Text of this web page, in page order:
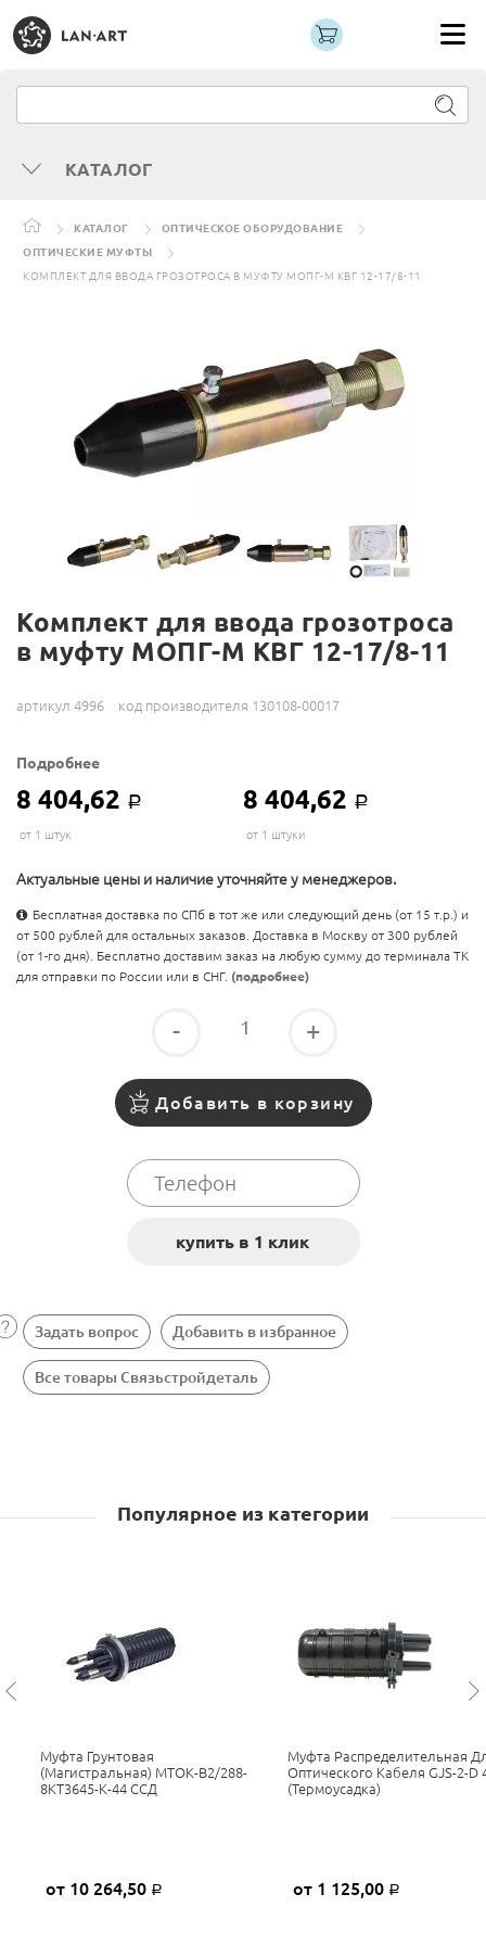
КАТАЛОГ
КАТАЛОГ
ОПТИЧЕСКОЕ ОБОРУДОВАНИЕ
ОПТИЧЕСКИЕ МУФТЫ
КОМПЛЕКТ ДЛЯ ВВОДА ГРОЗОТРОСА В МУФТУ МОПГ-М КВГ 12-17/8-11
Комплект для ввода грозотроса
в муфту МОПГ-М КВГ 12-17/8-11
артикул 4996 код производителя 130108-00017
Подробнее
8 404,62 Р 8 404,62 Р
от 1 штук от 1 штуки
Актуальные цены и наличие уточняйте у менеджеров.
Бесплатная доставка по СПб в тот же или следующий день (от 15 т.р.) и
от 500 рублей для остальных заказов. Доставка в Москву от 300 рублей
(от 1-го дня). Бесплатно доставим заказ на любую сумму до терминала ТК
для отправки по России или в СНГ. (подробнее)
- +
Добавить в корзину
Задать вопрос Добавить в избранное
Все товары Связьстройдеталь
Популярное из категории
Муфта Грунтовая
(магистральная) МТОК-В2/288-
8КТ3645-К-44 ССД
от 10 264,50 Р
Муфта Распределительная
Оптического Кабеля GJS-2-D
(термоусадка)
от 1 125,00 Р